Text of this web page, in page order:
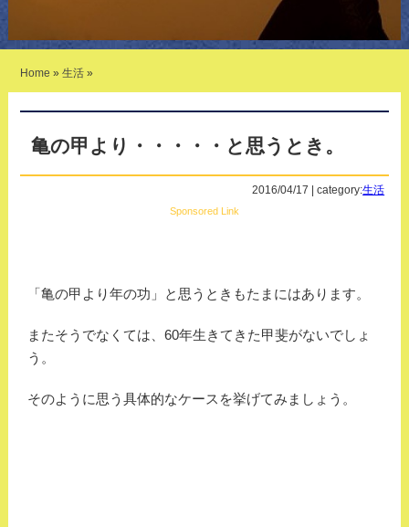
Home » 生活 »
亀の甲より・・・・・と思うとき。
2016/04/17 | category:生活
Sponsored Link
「亀の甲より年の功」と思うときもたまにはあります。
またそうでなくては、60年生きてきた甲斐がないでしょ
う。
そのように思う具体的なケースを挙げてみましょう。